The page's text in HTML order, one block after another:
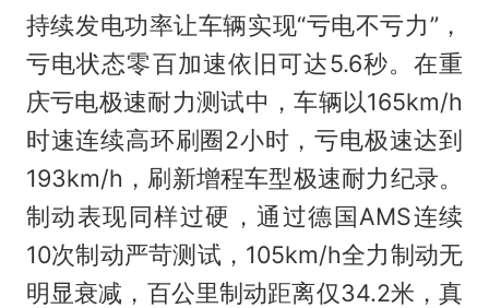
持续发电功率让车辆实现“亏电不亏力”，
亏电状态零百加速依旧可达5.6秒。在重
庆亏电极速耐力测试中，车辆以165km/h
时速连续高环刷圈2小时，亏电极速达到
193km/h，刷新增程车型极速耐力纪录。
制动表现同样过硬，通过德国AMS连续
10次制动严苛测试，105km/h全力制动无
明显衰减，百公里制动距离仅34.2米，真